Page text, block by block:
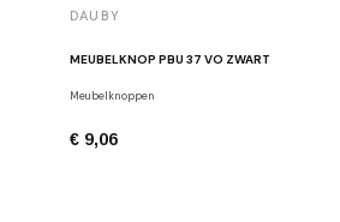
DAUBY
MEUBELKNOP PBU 37 VO ZWART
Meubelknoppen
€ 9,06